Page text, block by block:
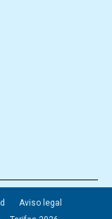
Aviso legal